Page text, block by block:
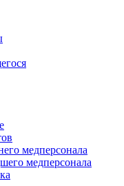
медперсонала
медперсонала